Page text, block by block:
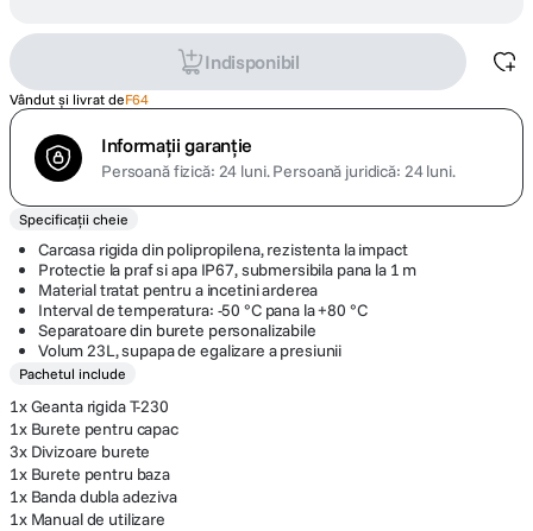
Indisponibil
Vândut și livrat deF64
Informații garanție
Persoană fizică: 24 luni.Persoană juridică: 24 luni.
Specificații cheie
Carcasa rigida din polipropilena, rezistenta la impact
Protectie la praf si apa IP67, submersibila pana la 1 m
Material tratat pentru a incetini arderea
Interval de temperatura: -50 °C pana la +80 °C
Separatoare din burete personalizabile
Volum 23L, supapa de egalizare a presiunii
Pachetul include
1x Geanta rigida T-230
1x Burete pentru capac
3x Divizoare burete
1x Burete pentru baza
1x Banda dubla adeziva
1x Manual de utilizare